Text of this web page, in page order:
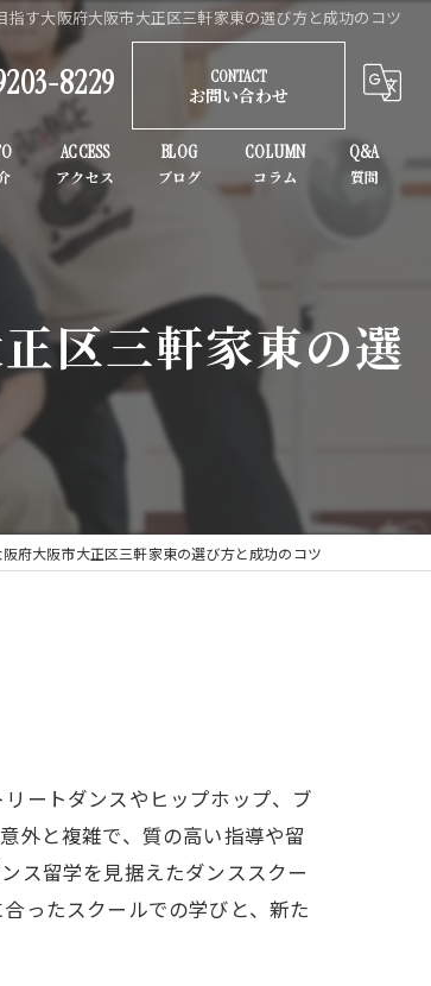
指す大阪府大阪市大正区三軒家東の選び方と成功のコツ
8229
CONTACT
お問い合わせ
ールズヒップホップ
者
ACCESS BLOG COLUMN Q&A
区三軒家東の選
府大阪市大正区三軒家東の選び方と成功のコツ
ートダンスやヒップホップ、ブ
外と複雑で、質の高い指導や留
ス留学を見据えたダンススクー
ったスクールでの学びと、新た